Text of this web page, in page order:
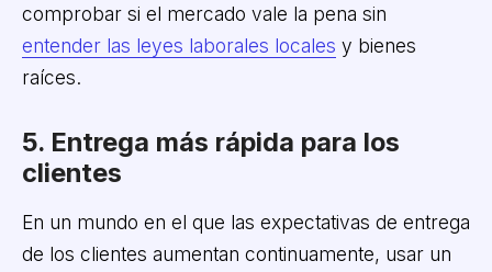
comprobar si el mercado vale la pena sin
entender las leyes laborales locales y bienes
raíces.
5. Entrega más rápida para los
clientes
En un mundo en el que las expectativas de entrega
de los clientes aumentan continuamente, usar un